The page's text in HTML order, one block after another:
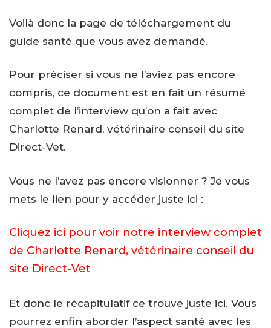
Voilà donc la page de téléchargement du
guide santé que vous avez demandé.
Pour préciser si vous ne l’aviez pas encore
compris, ce document est en fait un résumé
complet de l’interview qu’on a fait avec
Charlotte Renard, vétérinaire conseil du site
Direct-Vet.
Vous ne l’avez pas encore visionner ? Je vous
mets le lien pour y accéder juste ici :
Cliquez ici pour voir notre interview complet
de Charlotte Renard, vétérinaire conseil du
site Direct-Vet
Et donc le récapitulatif ce trouve juste ici. Vous
pourrez enfin aborder l’aspect santé avec les